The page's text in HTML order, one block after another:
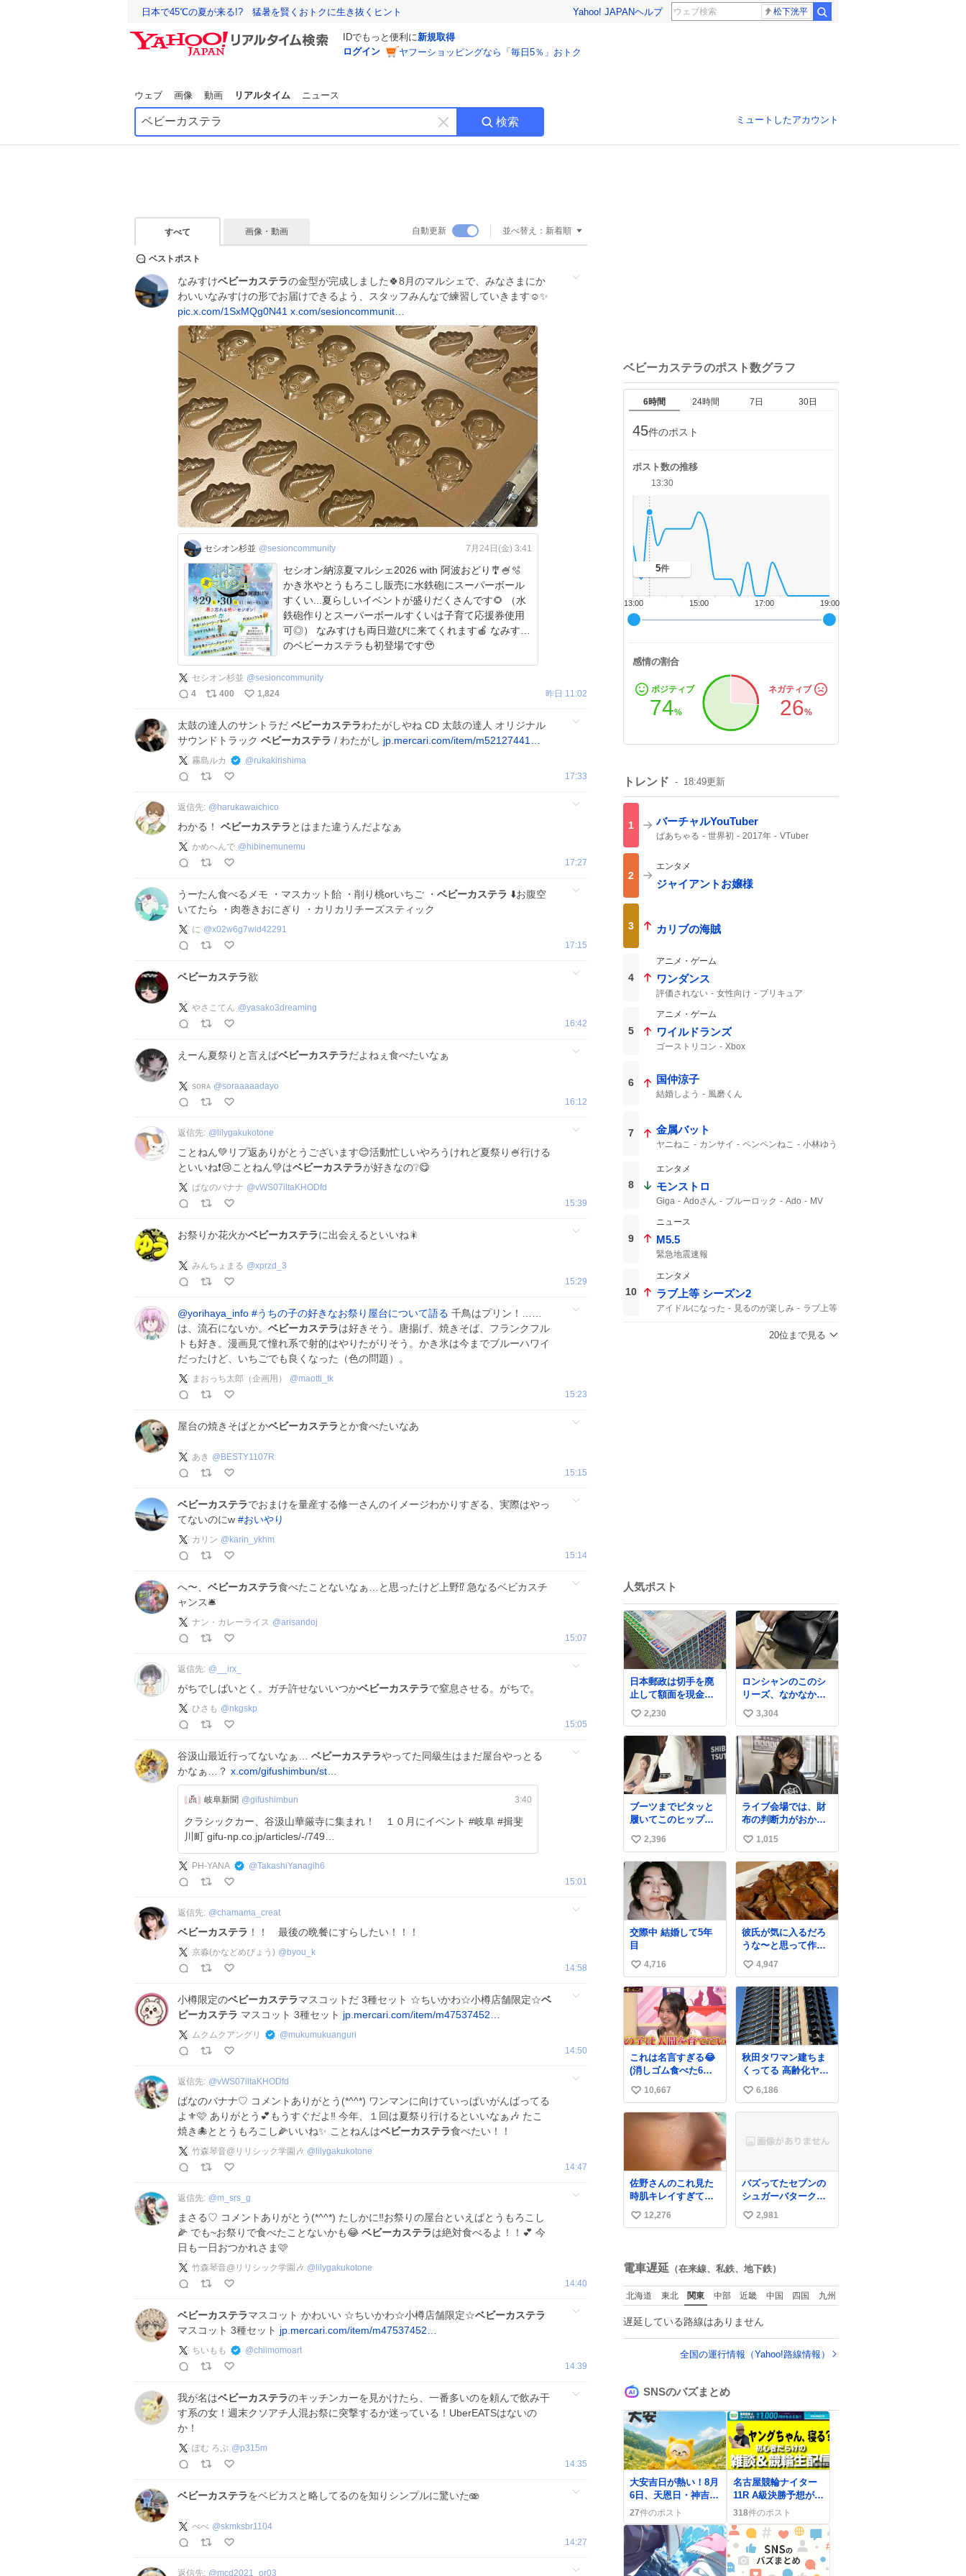
日本で45℃の夏が来る!? 猛暑を賢くおトクに生き抜くヒント Yahoo! JAPANヘルプ 松下洸平
IDでもっと便利に新規取得
ログイン
ヤフーショッピングなら「毎日5％」おトク
ウェブ 画像 動画 リアルタイム ニュース
キ
ー
す
検索 ミュートしたアカウント
すべて 画像・動画 自動更新 並べ替え： 新着順
ベストポスト
なみすけベビーカステラの金型が完成しました🍀8月のマルシェで、みなさまにか
わいいなみすけの形でお届けできるよう、スタッフみんなで練習していきます☺️✨
pic.x.com/1SxMQg0N41 x.com/sesioncommunit…
セシオン杉並 @sesioncommunity 7月24日(金) 3:41
セシオン納涼夏マルシェ2026 with 阿波おどり🎐🍧🫧
かき氷やとうもろこし販売に水鉄砲にスーパーボール
すくい...夏らしいイベントが盛りだくさんです🌻 （水
鉄砲作りとスーパーボールすくいは子育て応援券使用
可◎） なみすけも両日遊びに来てくれます🍎 なみすけ
のベビーカステラも初登場です🥹
セシオン杉並 @sesioncommunity
4
400 1,824 昨日 11:02
太鼓の達人のサントラだ ベビーカステラわたがしやね CD 太鼓の達人 オリジナル
サウンドトラック ベビーカステラ / わたがし jp.mercari.com/item/m52127441…
霧島ルカ @rukakirishima
17:33
返信先: @ harukawaichico
わかる！ ベビーカステラ とはまた違うんだよなぁ
かめへんで @ hibinemunemu
17:27
うーたん食べるメモ ・マスカット飴 ・削り桃orいちご ・ ベビーカステラ ⬇️お腹空
いてたら ・肉巻きおにぎり ・カリカリチーズスティック
に @x02w6g7wid42291
17:15
ベビーカステラ欲
やさこてん @yasako3dreaming
16:42
えーん夏祭りと言えばベビーカステラだよねぇ食べたいなぁ
sᴏʀᴀ @soraaaaadayo
16:12
返信先: @ lilygakukotone
ことねん💚リプ返ありがとうございます😊活動忙しいやろうけれど夏祭り🍧行ける
といいね❗😢ことねん💚はベビーカステラが好きなの❔😋
ばなのバナナ @vWS07iltaKHODfd
15:39
お祭りか花火かベビーカステラに出会えるといいね🎇
みんちょまる @xprzd_3
15:29
@yorihaya_info #うちの子の好きなお祭り屋台について語る 千鳥はプリン！……
は、流石にないか。 ベビーカステラは好きそう。唐揚げ、焼きそば、フランクフル
トも好き。漫画見て憧れ系で射的はやりたがりそう。かき氷は今までブルーハワイ
だったけど、いちごでも良くなった（色の問題）。
まおっち太郎（企画用） @maotti_tk
15:23
屋台の焼きそばとかベビーカステラ とか食べたいなあ
あき @ BESTY1107R
15:15
ベビーカステラでおまけを量産する修一さんのイメージわかりすぎる、実際はやっ
てないのにw #おいやり
カリン @ karin_ykhm
15:14
へ〜、 ベビーカステラ食べたことないなぁ…と思ったけど上野⁉️ 急なるベビカスチ
ャンス🛎️
ナン・カレーライス @arisandoj
15:07
返信先: @ __irx_
がちでしばいとく。ガチ許せないいつかベビーカステラで窒息させる。がちで。
ひさも @nkgskp
15:05
谷汲山最近行ってないなぁ… ベビーカステラやってた同級生はまだ屋台やっとる
かなぁ…？ x.com/gifushimbun/st…
岐阜新聞 @gifushimbun 3:40
クラシックカー、谷汲山華厳寺に集まれ！ １０月にイベント #岐阜 #揖斐
川町 gifu-np.co.jp/articles/-/749…
PH-YANA @TakashiYanagih6
15:01
返信先: @chamama_creat
ベビーカステラ ！！ 最後の晩餐にすらしたい！！！
京淼(かなどめびょう) @ byou_k
14:58
小樽限定のベビーカステラマスコットだ 3種セット ☆ちいかわ☆小樽店舗限定☆ベ
ビーカステラ マスコット 3種セット jp.mercari.com/item/m47537452…
ムクムクアングリ @mukumukuanguri
14:50
返信先: @vWS07iltaKHODfd
ばなのバナナ♡ コメントありがとう(*^^*) ワンマンに向けていっぱいがんばってる
よ⚜️🩷 ありがとう💕もうすぐだよ‼️ 今年、１回は夏祭り行けるといいなぁ🎶 たこ
焼き🐙ととうもろこし🌽いいね✨️ ことねんはベビーカステラ食べたい！！
竹森琴音@リリシック学園🎶 @ lilygakukotone
14:47
返信先: @m_srs_g
まさる♡ コメントありがとう(*^^*) たしかに‼️お祭りの屋台といえばとうもろこし
🌽 でも~お祭りで食べたことないかも😂 ベビーカステラは絶対食べるよ！！💕 今
日も一日おつかれさま🩷
竹森琴音@リリシック学園🎶 @ lilygakukotone
14:40
ベビーカステラマスコット かわいい ☆ちいかわ☆小樽店舗限定☆ベビーカステラ
マスコット 3種セット jp.mercari.com/item/m47537452…
ちいもも @chiimomoart
14:39
我が名はベビーカステラのキッチンカーを見かけたら、一番多いのを頼んで飲み干
す系の女！週末クソアチ人混お祭に突撃するか迷っている！UberEATSはないの
か！
ぽむ ろぷ @p315m
14:35
ベビーカステラをベビカスと略してるのを知りシンプルに驚いた🫨
べべ @skmksbr1104
14:27
返信先: @mcd2021_or03
ベビーカステラのポスト数グラフ
6時間 24時間 7日 30日
45件のポスト
ポスト数の推移
19:00
17:00
15:00
13:00
13:30
5件
感情の割合
ポジティブ
74%
ネガティブ
26%
トレンド 18:49更新
1 バーチャルYouTuber
ばあちゃる 世界初 2017年
VTuber
2
エンタメ
ジャイアントお嬢様
3 カリブの海賊
4
アニメ・ゲーム
ワンダンス
評価されない 女性向け プリキュア
5
アニメ・ゲーム
ワイルドランズ
ゴーストリコン Xbox
6 国仲涼子
結婚しよう 風磨くん
7 金属バット
ヤニねこ カンサイ ペンペンねこ 小林ゆう
8
エンタメ
モンストロ
Giga Adoさん ブルーロック Ado MV
9
ニュース
M5.5
緊急地震速報
10
エンタメ
ラブ上等 シーズン2
アイドルになった 見るのが楽しみ ラブ上等
20位まで見る
人気ポスト
日本郵政は切手を廃
止して額面を現金で
払い戻せ2026 #日本
郵政
@JapanPostHD_PR
い
い
ね
数
2,230
ロンシャンのこのシ
リーズ、なかなか安
くならないのにセー
ル価格になってる🖤
✨レザーなのが反則
級にかわいい。持っ
てるだけでコーデが
格上げされる。
い
い
ね
数
3,304
ブーツまでピタッと
履いてこのヒップラ
イン…強すぎる。
い
い
ね
数
2,396
ライブ会場では、財
布の判断力がおかし
くなる。
い
い
ね
数
1,015
交際中 結婚して5年
目
い
い
ね
数
4,716
彼氏が気に入るだろ
うな〜と思って作っ
たら想像の何倍も美
味しい美味しい言っ
てくれて嬉しい
い
い
ね
数
4,947
これは名言すぎる😂
(消しゴム食べた6歳
の弟を思い出しなが
ら)
い
い
10,667
秋田タワマン建ちま
くってる 高齢化ヤバ
すぎて駅前にコンパ
クトシティつくって
高齢者を住ませる考
駅前にある
い
い
数
6,186
佐野さんのこれ見た
時肌キレイすぎてび
っくりしたし、やは
りアイドルって体型･
い
数
12,276
バズってたセブンの
シュガーバタークレ
ープうますぎて
7NOWで買い溜め🛒
い
数
2,981
電車遅延 （在来線、私鉄、地下鉄）
北海道 東北 関東 中部 近畿 中国 四国 九州
遅延している路線はありません
全国の運行情報（Yahoo!路線情報）
SNSのバズまとめ
大安吉日が熱い！8月
6日、天恩日・神吉日
が重なる開運ラッキ
に
27件のポスト
名古屋競輪ナイター
11R A級決勝予想が熱
狂、リポストで記事
318件のポスト